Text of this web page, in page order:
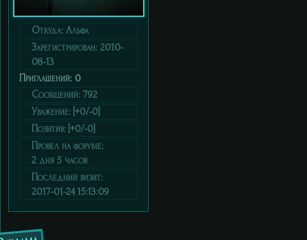
Откуда: Альфа
Зарегистрирован: 2010-
08-13
Приглашений: 0
Сообщений: 792
Уважение: [+0/-0]
Позитив: [+0/-0]
Провел на форуме:
2 дня 5 часов
Последний визит:
2017-01-24 15:13:09